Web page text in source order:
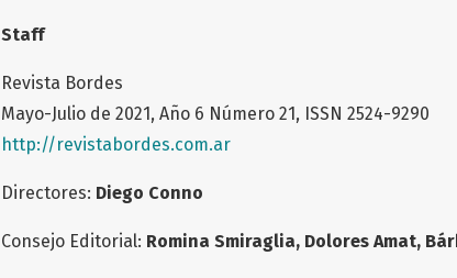
Staff
Revista Bordes
Mayo-Julio de 2021, Año 6 Número 21, ISSN 2524-9290
http://revistabordes.com.ar
Directores: Diego Conno
Consejo Editorial: Romina Smiraglia, Dolores Amat,